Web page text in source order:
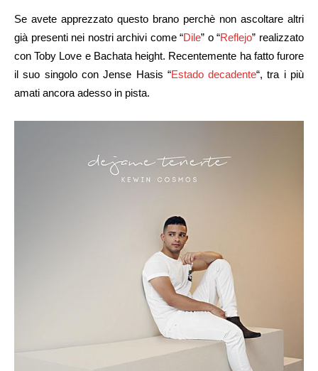
Se avete apprezzato questo brano perchè non ascoltare altri
già presenti nei nostri archivi come “Dile” o “Reflejo” realizzato
con Toby Love e Bachata height. Recentemente ha fatto furore
il suo singolo con Jense Hasis “Estado decadente“, tra i più
amati ancora adesso in pista.